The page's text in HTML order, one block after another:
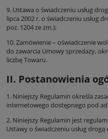
9. Ustawa o świadczeniu usług
lipca 2002 r. o świadczeniu usług
poz. 1204 ze zm.);
10. Zamówienie – oświadczenie
do zawarcia Umowy sprzedaży,
liczbę Towaru.
II. Postanowienia
1. Niniejszy Regulamin określa
internetowego dostępnego pod
2. Niniejszy Regulamin jest
Ustawy o świadczeniu usług